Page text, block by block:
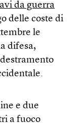
da guerra
delle coste di
le
difesa,
e due
a fuoco